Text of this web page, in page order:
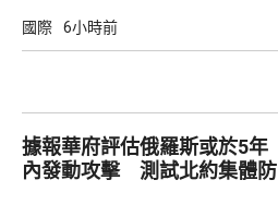
國際 6小時前
據報華府評估俄羅斯或於5年
內發動攻擊 測試北約集體防